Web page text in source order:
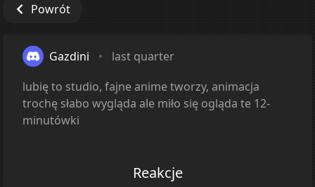
Powrót
Gazdini
last quarter
lubię to studio, fajne anime tworzy, animacja
trochę słabo wygląda ale miło się ogląda te 12-
minutówki
Reakcje